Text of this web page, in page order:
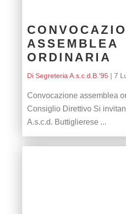
ASSEMBLEA
ORDINARIA
Di Segreteria A.s.c.d.B.'95| 7
Convocazione assemblea
Consiglio Direttivo Si
A.s.c.d. Buttiglierese ...